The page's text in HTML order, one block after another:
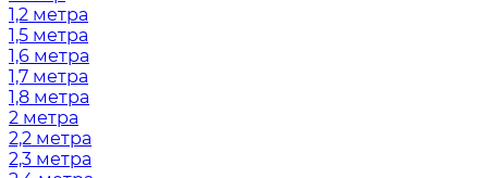
1,2 метра
1,5 метра
1,6 метра
1,7 метра
1,8 метра
2 метра
2,2 метра
2,3 метра